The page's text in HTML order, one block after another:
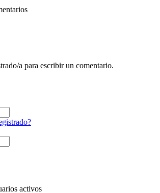
a para escribir un comentario.
activos